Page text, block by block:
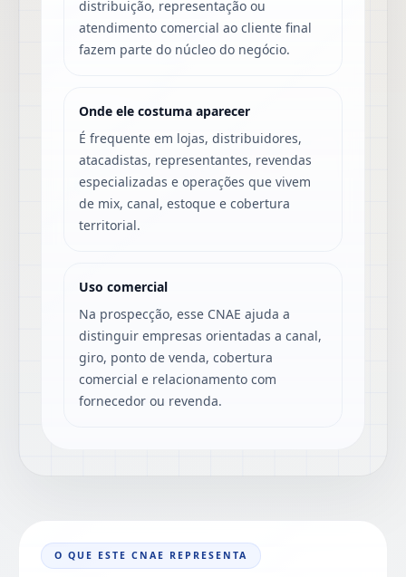
distribuição, representação ou
atendimento comercial ao cliente final
fazem parte do núcleo do negócio.
Onde ele costuma aparecer
É frequente em lojas, distribuidores,
atacadistas, representantes, revendas
especializadas e operações que vivem
de mix, canal, estoque e cobertura
territorial.
Uso comercial
Na prospecção, esse CNAE ajuda a
distinguir empresas orientadas a canal,
giro, ponto de venda, cobertura
comercial e relacionamento com
fornecedor ou revenda.
O QUE ESTE CNAE REPRESENTA